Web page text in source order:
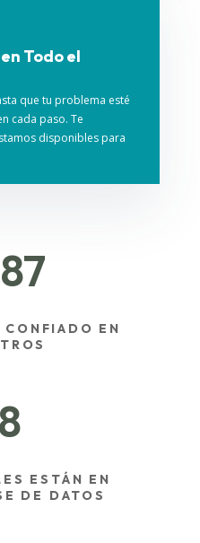
Todo el
que tu problema esté
cada paso. Te
disponibles para
CONFIADO EN
ESTÁN EN
DE DATOS